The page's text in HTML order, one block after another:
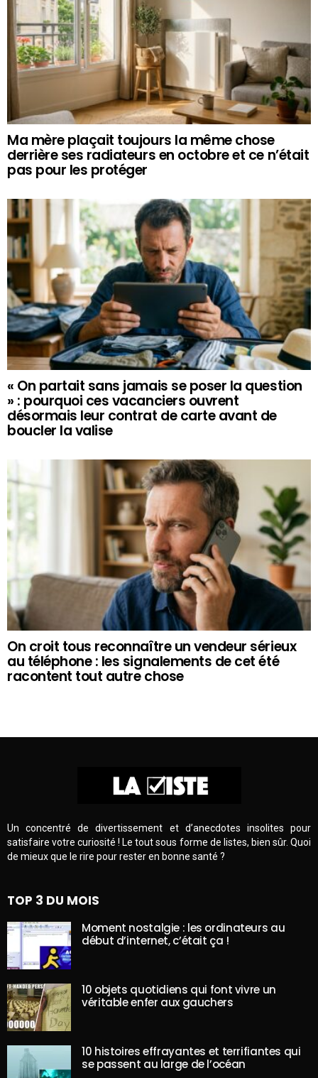
Ma mère plaçait toujours la même chose
derrière ses radiateurs en octobre et ce n’était
pas pour les protéger
« On partait sans jamais se poser la question
» : pourquoi ces vacanciers ouvrent
désormais leur contrat de carte avant de
boucler la valise
On croit tous reconnaître un vendeur sérieux
au téléphone : les signalements de cet été
racontent tout autre chose
Un concentré de divertissement et d’anecdotes insolites pour
satisfaire votre curiosité ! Le tout sous forme de listes, bien sûr. Quoi
de mieux que le rire pour rester en bonne santé ?
TOP 3 DU MOIS
Moment nostalgie : les ordinateurs au
début d’internet, c’était ça !
10 objets quotidiens qui font vivre un
véritable enfer aux gauchers
10 histoires effrayantes et terrifiantes qui
se passent au large de l’océan